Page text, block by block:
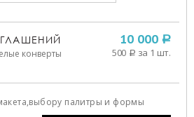
конверты
10 000 a
500 a за 1 шт.
выбору палитры и формы